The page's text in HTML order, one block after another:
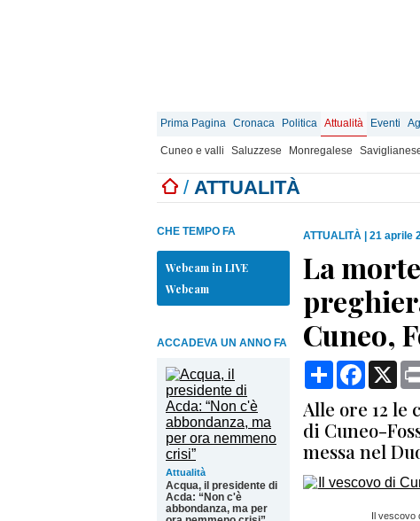
Prima Pagina Cronaca Politica Attualità Eventi
Cuneo e valli Saluzzese Monregalese
/ ATTUALITÀ
CHE TEMPO FA
Webcam in LIVE
Webcam
ACCADEVA UN ANNO FA
Attualità
Acqua, il presidente di
Acda: “Non c'è
abbondanza, ma per
ATTUALITÀ 21 aprile
La
Cuneo,
Condividi X
Alle ore 12 le
di Cuneo-
messa nel
Il vescovo